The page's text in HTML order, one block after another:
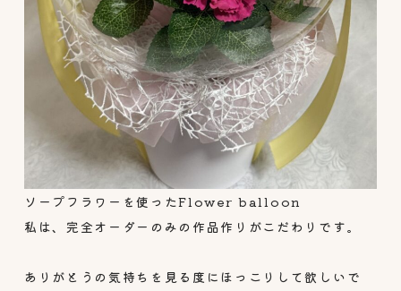
ソープフラワーを使ったFlower balloon
私は、完全オーダーのみの作品作りがこだわりです。
ありがとうの気持ちを見る度にほっこりして欲しいで